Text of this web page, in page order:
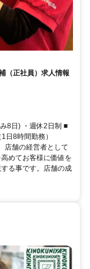
（正社員）求人情報
8日) ・週休2日制 ■
日8時間勤務）
店舗の経営者として
めてお客様に価値を
る事です。店舗の成